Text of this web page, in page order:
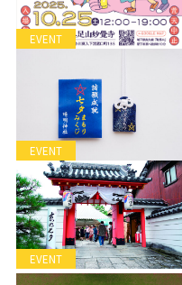
EVENT
EVENT
EVENT